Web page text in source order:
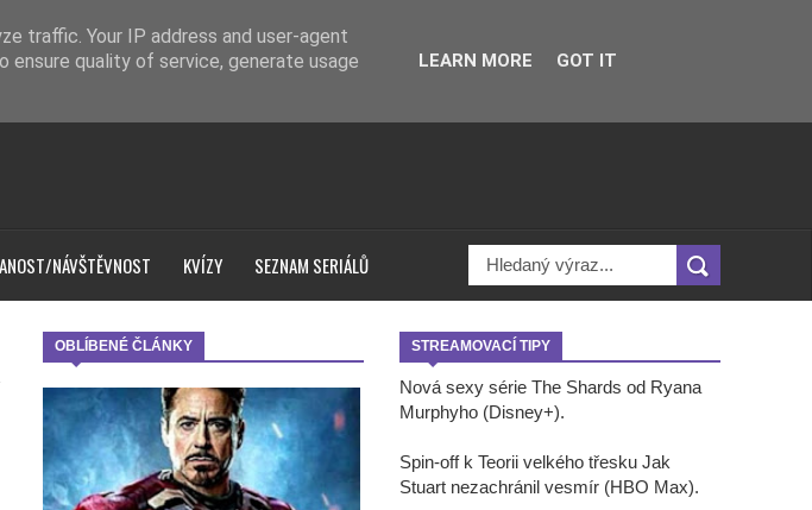
NÁVŠTĚVNOST KVÍZY SEZNAM SERIÁLŮ
OBLÍBENÉ ČLÁNKY STREAMOVACÍ TIPY
Nová sexy série The Shards od Ryana
Murphyho (Disney+).
Spin-off k Teorii velkého třesku Jak
Stuart nezachránil vesmír (HBO Max).
traffic. Your IP address and user-agent
ensure quality of service, generate usage
LEARN MORE GOT IT